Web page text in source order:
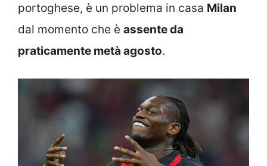
portoghese, è un problema in casa Milan
dal momento che è assente da
praticamente metà agosto.